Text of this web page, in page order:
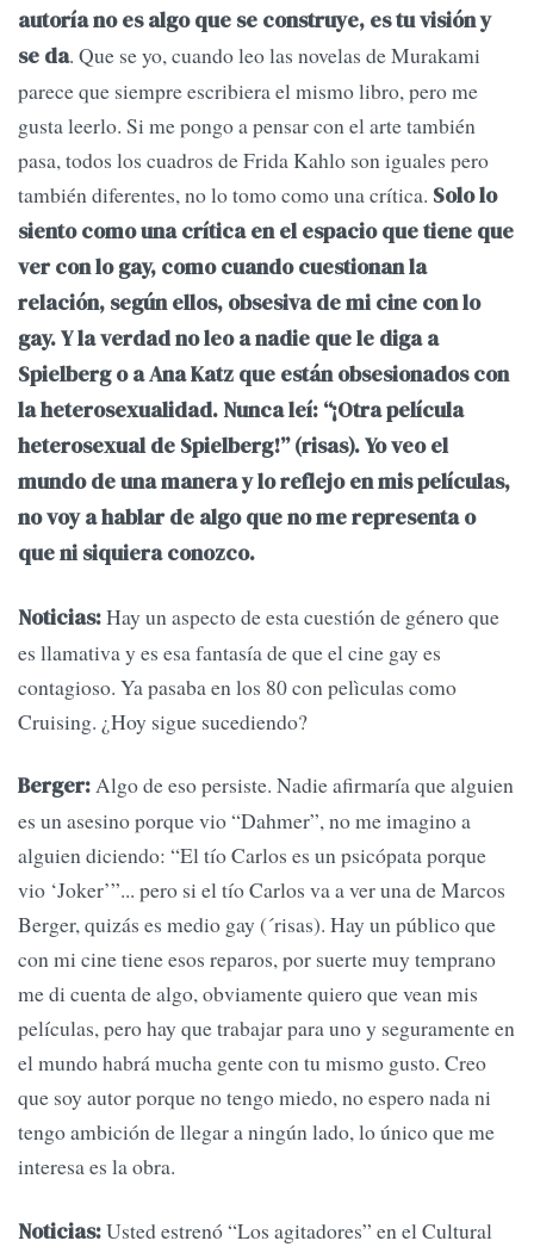
autoría no es algo que se construye, es tu visión y
se da. Que se yo, cuando leo las novelas de Murakami
parece que siempre escribiera el mismo libro, pero me
gusta leerlo. Si me pongo a pensar con el arte también
pasa, todos los cuadros de Frida Kahlo son iguales pero
también diferentes, no lo tomo como una crítica. Solo lo
siento como una crítica en el espacio que tiene que
ver con lo gay, como cuando cuestionan la
relación, según ellos, obsesiva de mi cine con lo
gay. Y la verdad no leo a nadie que le diga a
Spielberg o a Ana Katz que están obsesionados con
la heterosexualidad. Nunca leí: “¡Otra película
heterosexual de Spielberg!” (risas). Yo veo el
mundo de una manera y lo reflejo en mis películas,
no voy a hablar de algo que no me representa o
que ni siquiera conozco.
Noticias:Hay un aspecto de esta cuestión de género que
es llamativa y es esa fantasía de que el cine gay es
contagioso. Ya pasaba en los 80 con pelìculas como
Cruising. ¿Hoy sigue sucediendo?
Berger:Algo de eso persiste. Nadie afirmaría que alguien
es un asesino porque vio “Dahmer”, no me imagino a
alguien diciendo: “El tío Carlos es un psicópata porque
vio ‘Joker’”... pero si el tío Carlos va a ver una de Marcos
Berger, quizás es medio gay (´risas). Hay un público que
con mi cine tiene esos reparos, por suerte muy temprano
me di cuenta de algo, obviamente quiero que vean mis
películas, pero hay que trabajar para uno y seguramente en
el mundo habrá mucha gente con tu mismo gusto. Creo
que soy autor porque no tengo miedo, no espero nada ni
tengo ambición de llegar a ningún lado, lo único que me
interesa es la obra.
Noticias:Usted estrenó “Los agitadores” en el Cultural